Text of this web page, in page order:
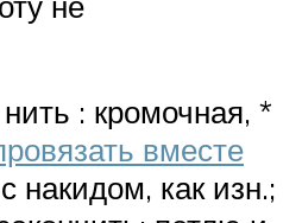
: кромочная, *
вместе
накидом, как изн.;